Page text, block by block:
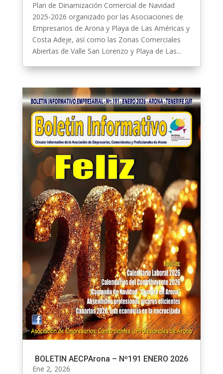
Plan de Dinamización Comercial de Navidad
2025-2026 organizado por las Asociaciones de
Empresarios de Arona y Playa de Las Américas y
Costa Adeje, así como las Zonas Comerciales
Abiertas de Valle San Lorenzo y Playa de Las...
BOLETIN AECPArona – Nº191 ENERO 2026
Ene 2, 2026